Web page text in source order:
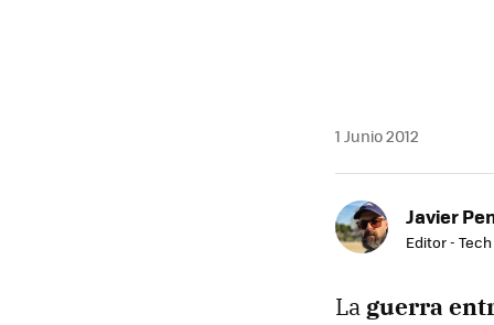
1 Junio 2012
Javier
Editor - Tech
La guerra